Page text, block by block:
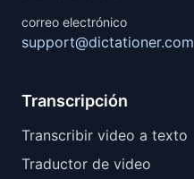
correo electrónico
support@dictationer.com
Transcripción
Transcribir video a texto
Traductor de video